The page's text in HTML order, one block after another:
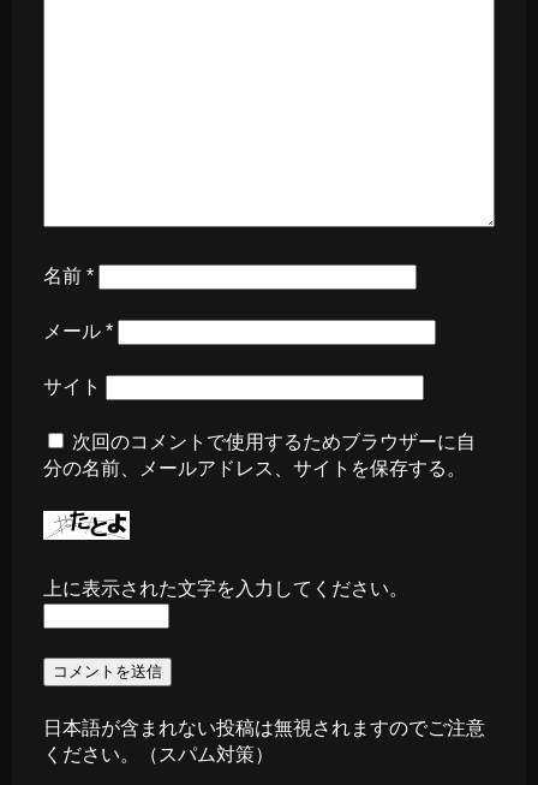
名前 *
メール *
サイト
次回のコメントで使用するためブラウザーに自
分の名前、メールアドレス、サイトを保存する。
上に表示された文字を入力してください。
日本語が含まれない投稿は無視されますのでご注意
ください。（スパム対策）